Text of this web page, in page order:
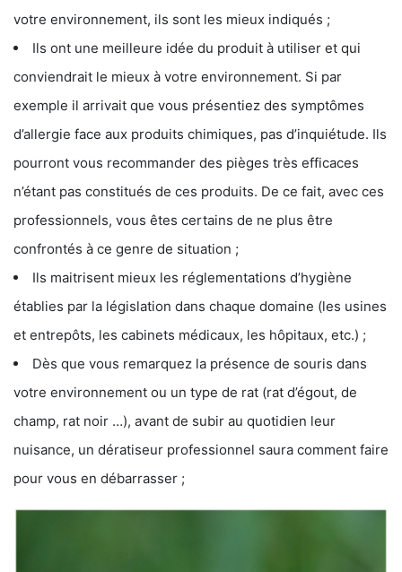
votre environnement, ils sont les mieux indiqués ;
Ils ont une meilleure idée du produit à utiliser et qui
conviendrait le mieux à votre environnement. Si par
exemple il arrivait que vous présentiez des symptômes
d’allergie face aux produits chimiques, pas d’inquiétude. Ils
pourront vous recommander des pièges très efficaces
n’étant pas constitués de ces produits. De ce fait, avec ces
professionnels, vous êtes certains de ne plus être
confrontés à ce genre de situation ;
Ils maitrisent mieux les réglementations d’hygiène
établies par la législation dans chaque domaine (les usines
et entrepôts, les cabinets médicaux, les hôpitaux, etc.) ;
Dès que vous remarquez la présence de souris dans
votre environnement ou un type de rat (rat d’égout, de
champ, rat noir …), avant de subir au quotidien leur
nuisance, un dératiseur professionnel saura comment faire
pour vous en débarrasser ;